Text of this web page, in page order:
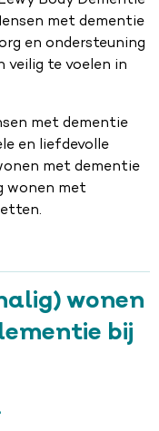
met dementie
en ondersteuning
veilig te voelen in
met dementie
en liefdevolle
met dementie
wonen met
wonen
bij